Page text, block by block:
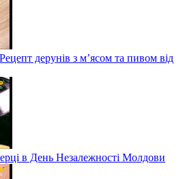
дерунів з м’ясом та пивом від
в День Незалежності Молдови